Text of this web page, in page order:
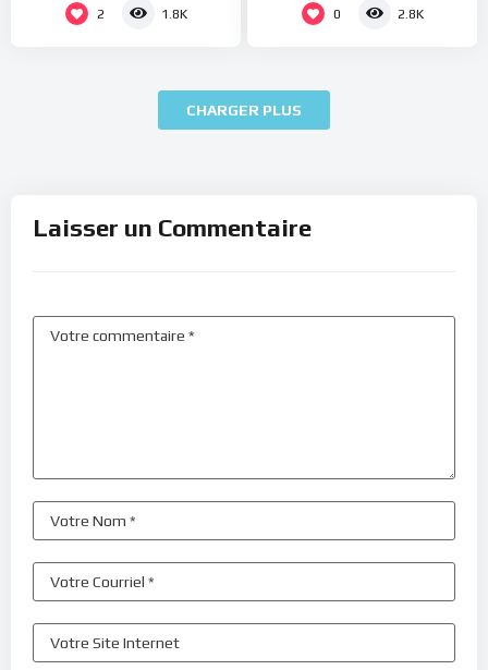
2 1.8K 0 2.8K
CHARGER PLUS
Laisser un Commentaire